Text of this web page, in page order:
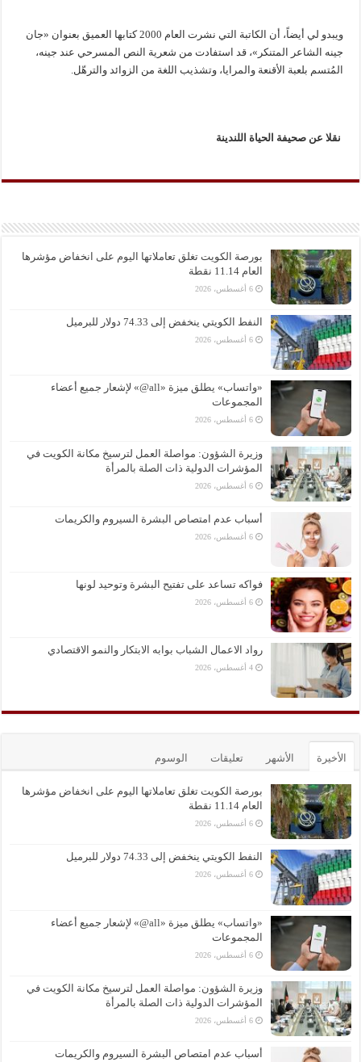
ويبدو لي أيضاً، أن الكاتبة التي نشرت العام 2000 كتابها العميق بعنوان «جان
جينه الشاعر المتنكر»، قد استفادت من شعرية النص المسرحي عند جينه،
المُتسم بلعبة الأقنعة والمرايا، وتشذيب اللغة من الزوائد والترهّل.
نقلا عن صحيفة الحياة اللندينة
بورصة الكويت تغلق تعاملاتها اليوم على انخفاض مؤشرها
العام 11.14 نقطة
6 أغسطس، 2026
النفط الكويتي ينخفض إلى 74.33 دولار للبرميل
6 أغسطس، 2026
«واتساب» يطلق ميزة «all@» لإشعار جميع أعضاء
المجموعات
6 أغسطس، 2026
وزيرة الشؤون: مواصلة العمل لترسيخ مكانة الكويت في
المؤشرات الدولية ذات الصلة بالمرأة
6 أغسطس، 2026
أسباب عدم امتصاص البشرة السيروم والكريمات
6 أغسطس، 2026
فواكه تساعد على تفتيح البشرة وتوحيد لونها
6 أغسطس، 2026
رواد الاعمال الشباب بوابه الابتكار والنمو الاقتصادي
4 أغسطس، 2026
الأخيرة الأشهر تعليقات الوسوم
بورصة الكويت تغلق تعاملاتها اليوم على انخفاض مؤشرها
العام 11.14 نقطة
6 أغسطس، 2026
النفط الكويتي ينخفض إلى 74.33 دولار للبرميل
6 أغسطس، 2026
«واتساب» يطلق ميزة «all@» لإشعار جميع أعضاء
المجموعات
6 أغسطس، 2026
وزيرة الشؤون: مواصلة العمل لترسيخ مكانة الكويت في
المؤشرات الدولية ذات الصلة بالمرأة
6 أغسطس، 2026
أسباب عدم امتصاص البشرة السيروم والكريمات